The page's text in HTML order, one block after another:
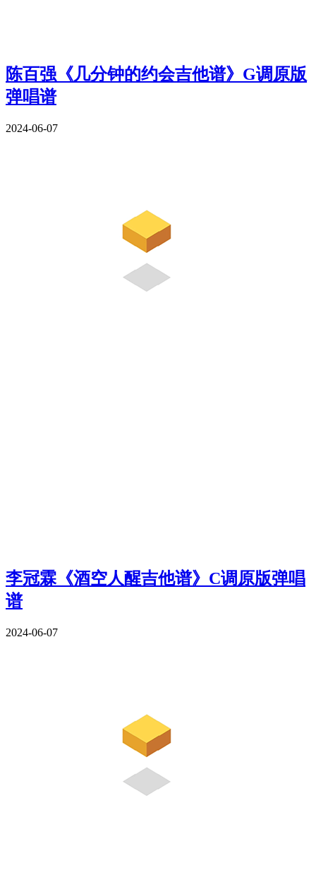
陈百强《几分钟的约会吉他谱》G调原版
弹唱谱
2024-06-07
李冠霖《酒空人醒吉他谱》C调原版弹唱
谱
2024-06-07